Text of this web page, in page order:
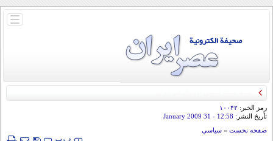
باز
رمز الخبر: ۱۰۰۴۲
تأريخ النشر: 12:58
- 31 January 2009
صفحه نخست » سياسي